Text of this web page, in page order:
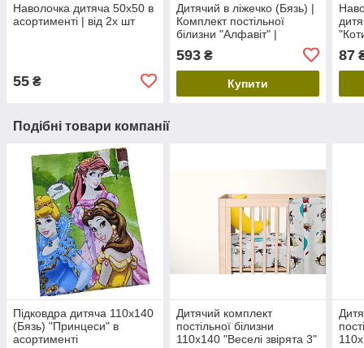
Наволочка дитяча 50х50 в
асортименті | від 2х шт
55 ₴
Дитячий в ліжечко (Бязь) |
Комплект постільної
білизни "Алфавіт" |
593₴
Купити
87
Подібні товари компанії
Підковдра дитяча 110х140
(Бязь) "Принцеси" в
асортименті
Дитячий комплект
постільної білизни
110х140 "Веселі звірята 3"